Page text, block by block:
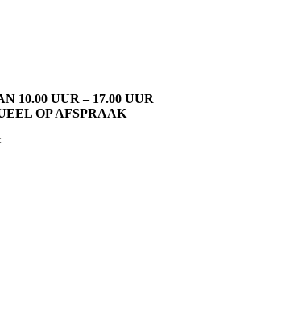
10.00 UUR – 17.00 UUR
OP AFSPRAAK